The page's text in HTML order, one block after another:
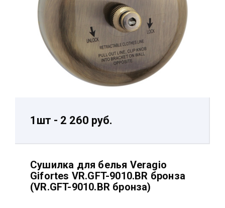
1шт - 2 260 руб.
Сушилка для белья Veragio
Gifortes VR.GFT-9010.BR бронза
(VR.GFT-9010.BR бронза)